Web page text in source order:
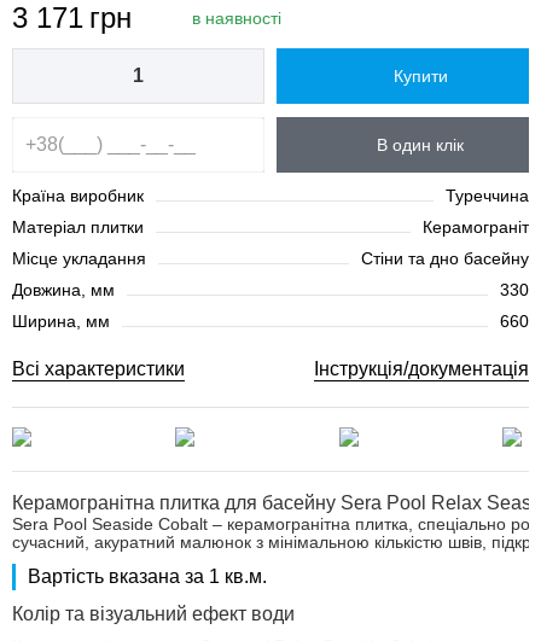
3 171 грн в наявності
Купити
В один клік
Країна виробник
Туреччина
Матеріал плитки
Керамограніт
Місце укладання
Стіни та дно басейну
Довжина, мм
330
Ширина, мм
660
Всі характеристики Інструкція/документація
Керамогранітна плитка для басейну Sera Pool Relax
Sera Pool Seaside Cobalt – керамогранітна плитка, спеціально
сучасний, акуратний малюнок з мінімальною кількістю швів,
Вартість вказана за 1 кв.м.
Колір та візуальний ефект води